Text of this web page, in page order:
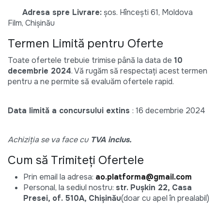
Adresa spre Livrare: șos. Hîncești 61, Moldova
Film, Chișinău
Termen Limită pentru Oferte
Toate ofertele trebuie trimise până la data de 10
decembrie 2024. Vă rugăm să respectați acest termen
pentru a ne permite să evaluăm ofertele rapid.
Data limită a concursului extins : 16 decembrie 2024
Achiziția se va face cuTVA inclus.
Cum să Trimiteți Ofertele
Prin email la adresa: ao.platforma@gmail.com
Personal, la sediul nostru: str. Pușkin 22, Casa
Presei, of. 510A, Chișinău(doar cu apel în prealabil)